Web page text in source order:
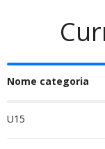
Nome categoria
U15